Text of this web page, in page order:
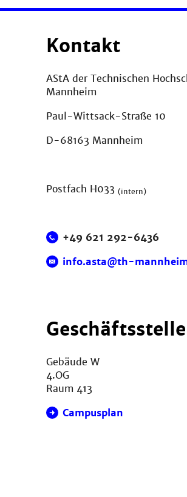
Kontakt
AStA der Technischen
Mannheim
Paul-Wittsack-Straße 10
D-68163 Mannheim
Postfach H033(intern)
+49 621 292-6436
info.asta@th-
Geschäftsstelle
Gebäude W
4.OG
Raum 413
Campusplan